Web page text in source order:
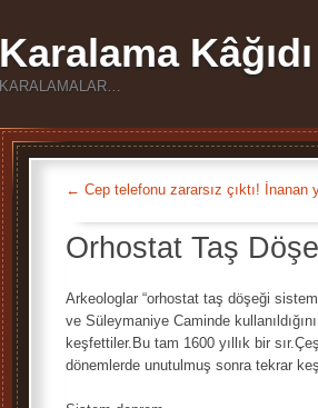
Karalama Kâğıdı
KARALAMALAR…
← Cep telefonu zararsız çıktı! İnanan
Orhostat Taş
Arkeologlar “orhostat taş döşeği
ve Süleymaniye Caminde kullanıldığını
keşfettiler.Bu tam 1600 yıllık bir
dönemlerde unutulmuş sonra tekrar